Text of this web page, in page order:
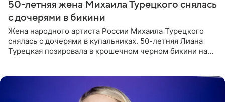
50-летняя жена Михаила Турецкого снялась
с дочерями в бикини
Жена народного артиста России Михаила Турецкого
снялась с дочерями в купальниках. 50-летняя Лиана
Турецкая позировала в крошечном черном бикини на